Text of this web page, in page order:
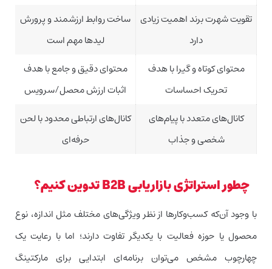
تقویت شهرت برند اهمیت زیادی
دارد
ساخت روابط ارزشمند و پرورش
لیدها مهم است
محتوای کوتاه و گیرا با هدف
تحریک احساسات
محتوای دقیق و جامع با هدف
اثبات ارزش محصل/سرویس
کانال‌های متعدد با پیام‌های
شخصی و جذاب
کانال‌های ارتباطی محدود با لحن
حرفه‌ای
چطور استراتژی بازاریابی B2B تدوین کنیم؟
با وجود‌ آن‌که کسب‌وکارها از نظر ویژگی‌های مختلف مثل اندازه، نوع
محصول یا حوزه فعالیت با یکدیگر تفاوت دارند؛‌ اما با رعایت یک
چهارچوب مشخص می‌توان برنامه‌ای ابتدایی برای مارکتینگ